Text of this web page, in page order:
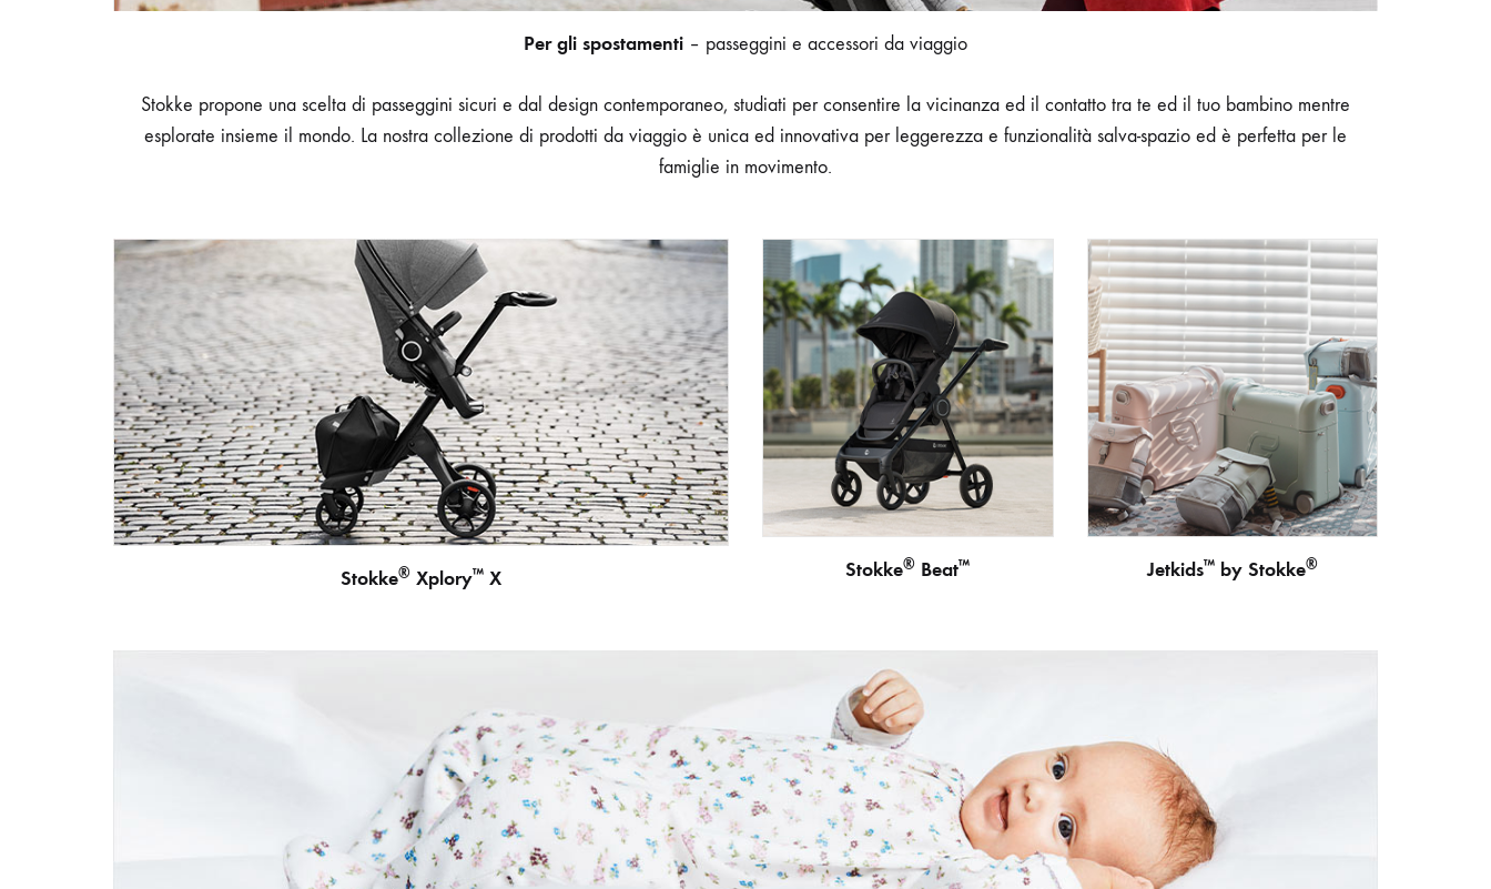
Per gli spostamenti – passeggini e accessori da viaggio
Stokke propone una scelta di passeggini sicuri e dal design contemporaneo, studiati per consentire la vicinanza ed il contatto tra te ed il tuo bambino mentre
esplorate insieme il mondo. La nostra collezione di prodotti da viaggio è unica ed innovativa per leggerezza e funzionalità salva-spazio ed è perfetta per le
famiglie in movimento.
Stokke® Xplory™ X Stokke® Beat™ Jetkids™by Stokke®